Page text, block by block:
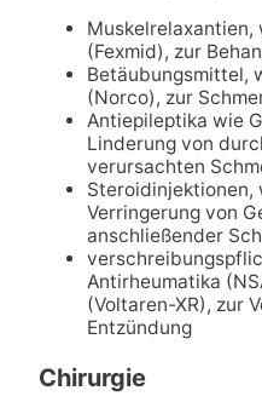
Muskelrelaxantien,
(Fexmid), zur
Betäubungsmittel,
(Norco), zur
Antiepileptika wie
Linderung von
verursachten
Steroidinjektionen,
Verringerung von
anschließender
Antirheumatika
(Voltaren-XR), zur
Entzündung
Chirurgie